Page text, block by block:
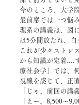
今のところ、大学
最前席では一つ悩
理系の講義は、図
は5分間放たれ、
これが少々ストレ
から知識が定着....
療社会学」では、
視線を感じて、正
「じゃ、前回の講
「えー、8,500～